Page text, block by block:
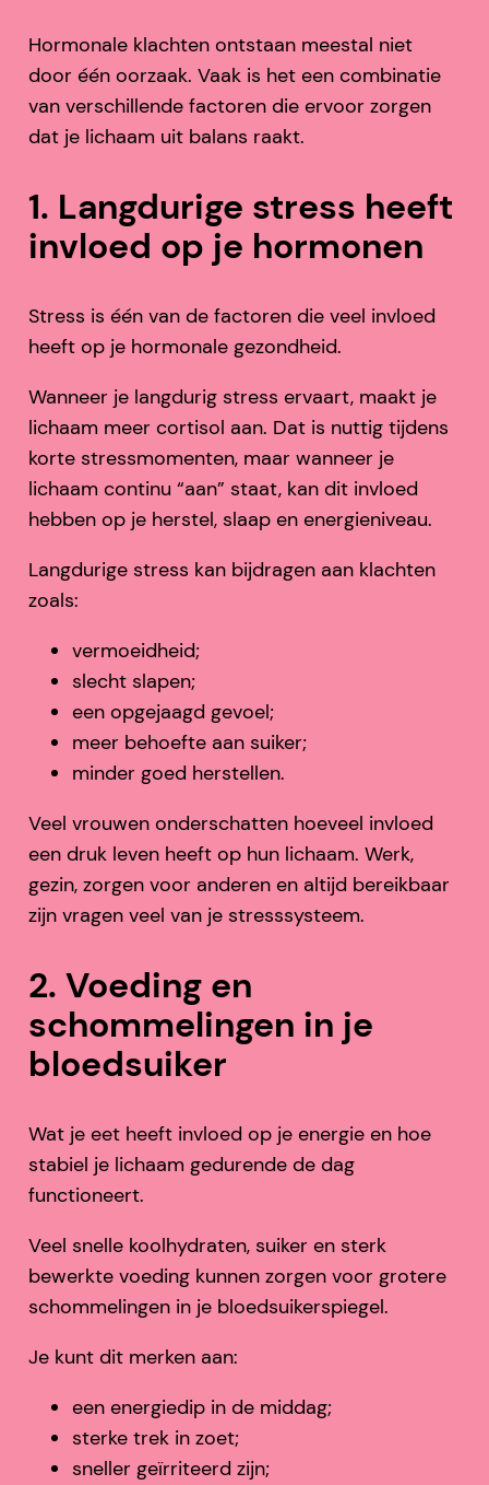
Hormonale klachten ontstaan meestal niet
door één oorzaak. Vaak is het een combinatie
van verschillende factoren die ervoor zorgen
dat je lichaam uit balans raakt.
1. Langdurige stress heeft
invloed op je hormonen
Stress is één van de factoren die veel invloed
heeft op je hormonale gezondheid.
Wanneer je langdurig stress ervaart, maakt je
lichaam meer cortisol aan. Dat is nuttig tijdens
korte stressmomenten, maar wanneer je
lichaam continu “aan” staat, kan dit invloed
hebben op je herstel, slaap en energieniveau.
Langdurige stress kan bijdragen aan klachten
zoals:
vermoeidheid;
slecht slapen;
een opgejaagd gevoel;
meer behoefte aan suiker;
minder goed herstellen.
Veel vrouwen onderschatten hoeveel invloed
een druk leven heeft op hun lichaam. Werk,
gezin, zorgen voor anderen en altijd bereikbaar
zijn vragen veel van je stresssysteem.
2. Voeding en
schommelingen in je
bloedsuiker
Wat je eet heeft invloed op je energie en hoe
stabiel je lichaam gedurende de dag
functioneert.
Veel snelle koolhydraten, suiker en sterk
bewerkte voeding kunnen zorgen voor grotere
schommelingen in je bloedsuikerspiegel.
Je kunt dit merken aan:
een energiedip in de middag;
sterke trek in zoet;
sneller geïrriteerd zijn;